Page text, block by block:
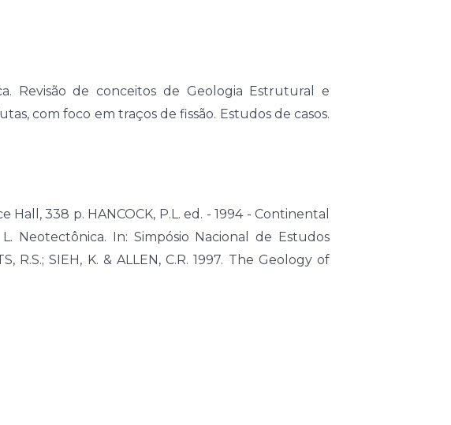
Revisão de conceitos de Geologia Estrutural e
com foco em traços de fissão. Estudos de casos.
338 p. HANCOCK, P.L. ed. - 1994 - Continental
Neotectônica. In: Simpósio Nacional de Estudos
SIEH, K. & ALLEN, C.R. 1997. The Geology of